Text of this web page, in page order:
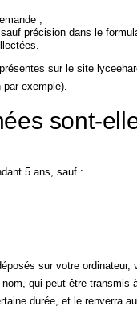
;
précision dans le
sur le site
par exemple).
sont-
5 ans, sauf :
sur votre ordinateur,
qui peut être transmis
durée, et le renverra